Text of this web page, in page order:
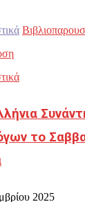
το
2025